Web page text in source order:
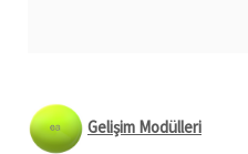
Gelişim Modülleri